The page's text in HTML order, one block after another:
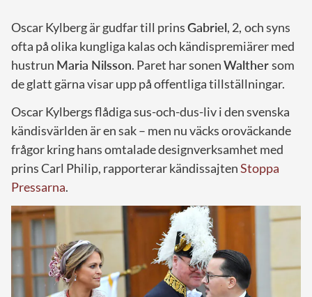
Oscar Kylberg är gudfar till prinsGabriel, 2, och syns
ofta på olika kungliga kalas och kändispremiärer med
hustrun Maria Nilsson. Paret har sonenWalthersom
de glatt gärna visar upp på offentliga tillställningar.
Oscar Kylbergs flådiga sus-och-dus-liv i den svenska
kändisvärlden är en sak – men nu väcks oroväckande
frågor kring hans omtalade designverksamhet med
prins Carl Philip, rapporterar kändissajtenStoppa
Pressarna.